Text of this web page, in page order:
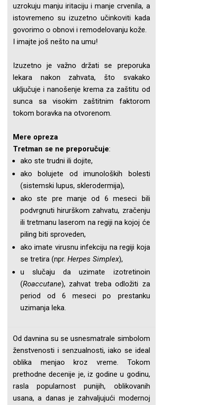
uzrokuju manju iritaciju i manje crvenila, a
istovremeno su izuzetno učinkoviti kada
govorimo o obnovi i remodelovanju kože.
I imajte još nešto na umu!
Izuzetno je važno držati se preporuka
lekara nakon zahvata, što svakako
uključuje i nanošenje krema za zaštitu od
sunca sa visokim zaštitnim faktorom
tokom boravka na otvorenom.
Mere opreza
Tretman se ne preporučuje:
ako ste trudni ili dojite,
ako bolujete od imunoloških bolesti
(sistemski lupus, sklerodermija),
ako ste pre manje od 6 meseci bili
podvrgnuti hirurškom zahvatu, zračenju
ili tretmanu laserom na regiji na kojoj će
piling biti sproveden,
ako imate virusnu infekciju na regiji koja
se tretira (npr. Herpes Simplex),
u slučaju da uzimate izotretinoin
(Roaccutane), zahvat treba odložiti za
period od 6 meseci po prestanku
uzimanja leka.
Od davnina su se usnesmatrale simbolom
ženstvenosti i senzualnosti, iako se ideal
oblika menjao kroz vreme. Tokom
prethodne decenije je, iz godine u godinu,
rasla popularnost punijih, oblikovanih
usana, a danas je zahvaljujući modernoj